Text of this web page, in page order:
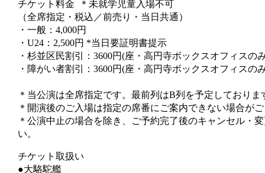
チケット料金
＊未就学児童入場不可
（全席指定・税込／前売り・当日共通）
・一般：4,000円
・U24：2,500円 *当日要証明書提示
・杉並区民割引：3600円(座・高円寺ボックスオフィスの
・障がい者割引：3600円(座・高円寺ボックスオフィスの
＊当公演は全席指定です。最前列はB列を予定しておりま
＊開演後のご入場は指定の席番にご案内できない場合が
＊公演中止の場合を除き、ご予約完了後のキャンセル・
い。
チケット取扱い
●大駱駝艦